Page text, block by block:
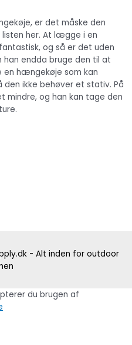
er det måske den
her. At lægge i en
og så er det uden
han endda bruge den til at
en hængekøje som kan
ikke behøver et stativ. På
mindre, og han kan tage den
- Alt inden for outdoor
du brugen af